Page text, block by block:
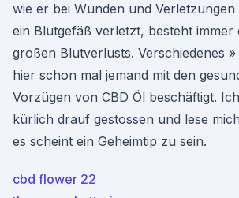
wie er bei Wunden und
ein Blutgefäß verletzt, besteht immer
großen Blutverlusts. Verschiedenes »
hier schon mal jemand mit den
Vorzügen von CBD Öl beschäftigt.
kürlich drauf gestossen und lese
es scheint ein Geheimtip zu sein.
cbd flower 22